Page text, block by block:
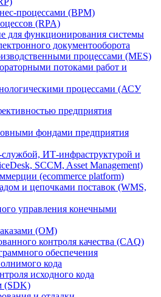
процессами (BPM)
(RPA)
для функционирования системы
документооборота
процессами (MES)
потоками работ и
процессами (АСУ
предприятия
фондами предприятия
ИТ-инфраструктурой и
SCCM, Asset Management)
(ecommerce platform)
и цепочками поставок (WMS,
управления конечными
(OM)
контроля качества (CAQ)
обеспечения
кода
исходного кода
(SDK)